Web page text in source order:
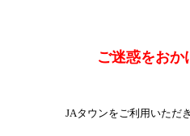
ご迷惑をおか
JAタウンをご利用いただ